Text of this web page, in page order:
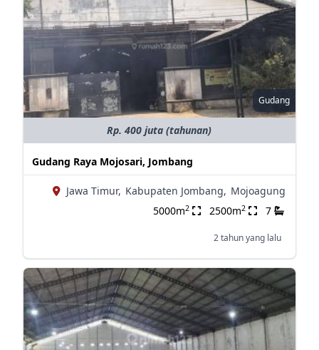
Gudang
Rp. 400 juta (tahunan)
Gudang Raya Mojosari, Jombang
Jawa Timur, Kabupaten Jombang, Mojoagung
5000m2 2500m2 7
2 tahun yang lalu